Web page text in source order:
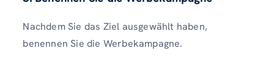
Nachdem Sie das Ziel ausgewählt haben,
benennen Sie die Werbekampagne.